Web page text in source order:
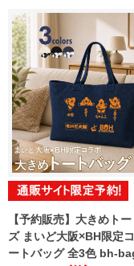
【予約販売】大きめト
ズ まいど大阪×BH限定
ートバッグ 全3色 bh-